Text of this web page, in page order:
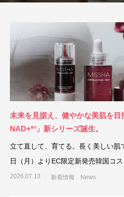
MISSHA
MISSHA商品一覧
未来を見据え、健やかな美肌を目指
「PDRN*¹ NAD+*²」新シリーズ誕
2026.07.13
未来を見据え、健やかな美肌を目
NAD+*²」新シリーズ誕生。
立て直して、育てる。長く美しい
日（月）よりEC限定新発売韓国コ
2026.07.13 新着情報 News